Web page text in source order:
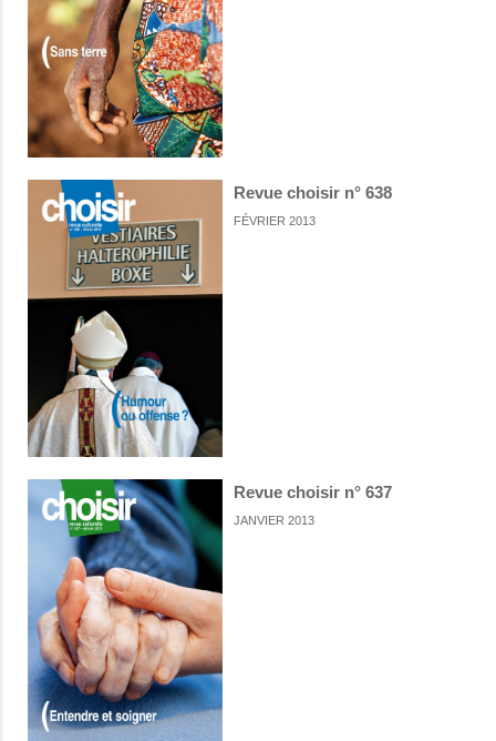
Revue choisir n° 638
FÉVRIER 2013
Revue choisir n° 637
JANVIER 2013